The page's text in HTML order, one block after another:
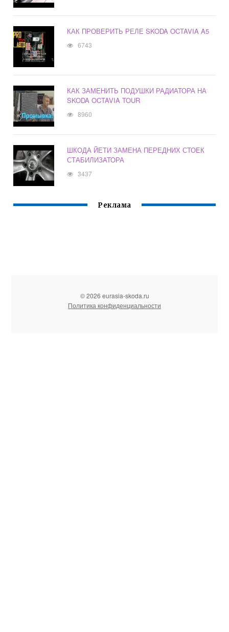
КАК ПРОВЕРИТЬ РЕЛЕ SKODA OCTAVIA A5
6743
КАК ЗАМЕНИТЬ ПОДУШКИ РАДИАТОРА НА
SKODA OCTAVIA TOUR
8960
ШКОДА ЙЕТИ ЗАМЕНА ПЕРЕДНИХ СТОЕК
СТАБИЛИЗАТОРА
3437
Реклама
© 2026 eurasia-skoda.ru
Политика конфиденциальности